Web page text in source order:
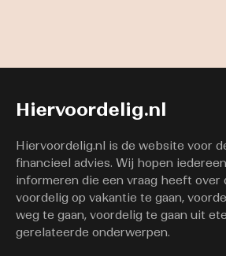
Hiervoordelig.nl
Hiervoordelig.nl is de website voor
financieel advies. Wij hopen
informeren die een vraag heeft over
voordelig op vakantie te gaan,
weg te gaan, voordelig te gaan uit
gerelateerde onderwerpen.